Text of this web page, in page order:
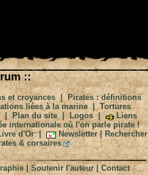
::
et croyances|Pirates : définitions
liées à la marine|Tortures
|Plan du site|Logos|
Liens
internationale où l'on parle pirate !
d'Or| Newsletter| Rechercher
& corsaires
|Soutenir l'auteur|Contact